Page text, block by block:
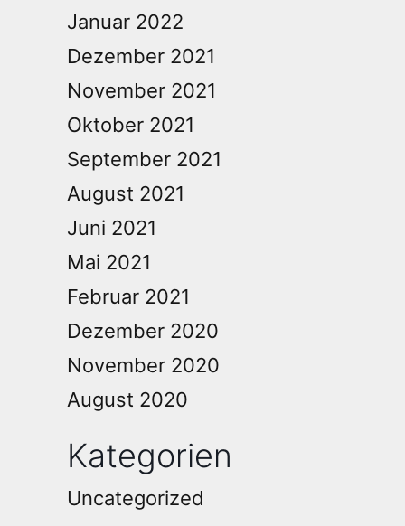
Januar 2022
Dezember 2021
November 2021
Oktober 2021
September 2021
August 2021
Juni 2021
Mai 2021
Februar 2021
Dezember 2020
November 2020
August 2020
Kategorien
Uncategorized